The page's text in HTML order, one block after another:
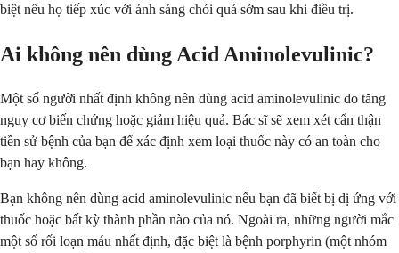
biệt nếu họ tiếp xúc với ánh sáng chói quá sớm sau khi điều trị.
Ai không nên dùng Acid Aminolevulinic?
Một số người nhất định không nên dùng acid aminolevulinic do tăng
nguy cơ biến chứng hoặc giảm hiệu quả. Bác sĩ sẽ xem xét cẩn thận
tiền sử bệnh của bạn để xác định xem loại thuốc này có an toàn cho
bạn hay không.
Bạn không nên dùng acid aminolevulinic nếu bạn đã biết bị dị ứng với
thuốc hoặc bất kỳ thành phần nào của nó. Ngoài ra, những người mắc
một số rối loạn máu nhất định, đặc biệt là bệnh porphyrin (một nhóm